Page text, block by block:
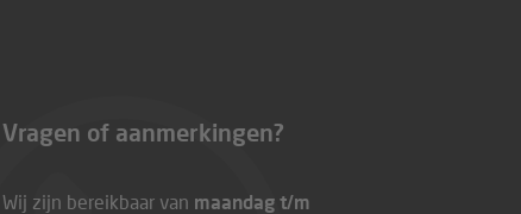
Vragen of aanmerkingen?
Wij zijn bereikbaar van maandag t/m